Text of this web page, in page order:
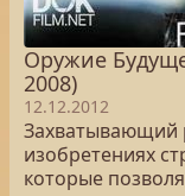
Оружие
2008)
12.12.2012
Захватывающий
изобретениях
которые